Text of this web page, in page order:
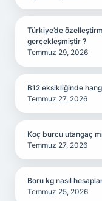
Türkiye’de
gerçekleşmiştir ?
Temmuz 29, 2026
B12 eksikliğinde
Temmuz 27, 2026
Koç burcu utangaç
Temmuz 27, 2026
Boru kg nasıl
Temmuz 25, 2026